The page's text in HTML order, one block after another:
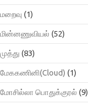
மறைவு (1)
மின்னணுவியல் (52)
முத்து (83)
மேககணினி(Cloud) (1)
மோசில்லா பொதுக்குரல் (9)